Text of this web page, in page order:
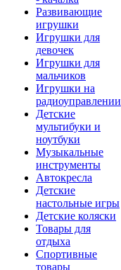
Развивающие
игрушки
Игрушки для
девочек
Игрушки для
мальчиков
Игрушки на
радиоуправлении
Детские
мультибуки и
ноутбуки
Музыкальные
инструменты
Автокресла
Детские
настольные игры
Детские коляски
Товары для
отдыха
Спортивные
товары